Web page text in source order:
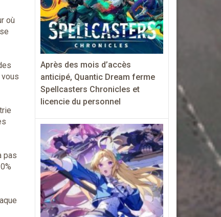
où
pas
Après des mois d’accès
anticipé, Quantic Dream ferme
Spellcasters Chronicles et
licencie du personnel